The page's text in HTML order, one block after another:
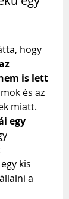
hogy
is lett
és az
miatt.
egy
kis
a